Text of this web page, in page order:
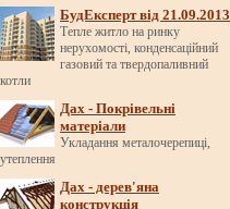
БудЕксперт від 21.09.2013
Тепле житло на ринку
нерухомості, конденсаційний
газовий та твердопаливний
котли
Дах - Покрівельні
матеріали
Укладання металочерепиці,
утеплення
Дах - дерев'яна
конструкція